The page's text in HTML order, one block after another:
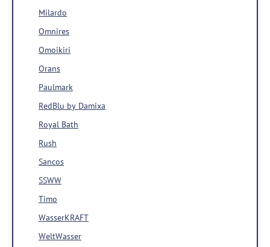
Milardo
Omnires
Omoikiri
Orans
Paulmark
RedBlu by Damixa
Royal Bath
Rush
Sancos
SSWW
Timo
WasserKRAFT
WeltWasser